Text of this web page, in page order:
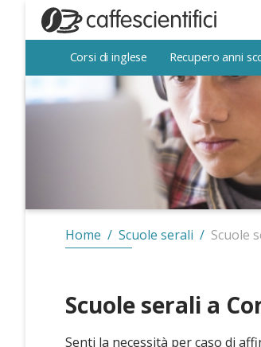
Corsi di inglese
Corsi di inglese Recupero anni
Recupero anni
Home / Scuole serali / Scuole
Scuole serali a
Senti la necessità per caso di